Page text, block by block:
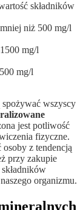
składników
niż 500 mg/l
mg/l
mg/l
spożywać wszyscy
jest potliwość
fizyczne.
z tendencją
przy zakupie
organizmu.